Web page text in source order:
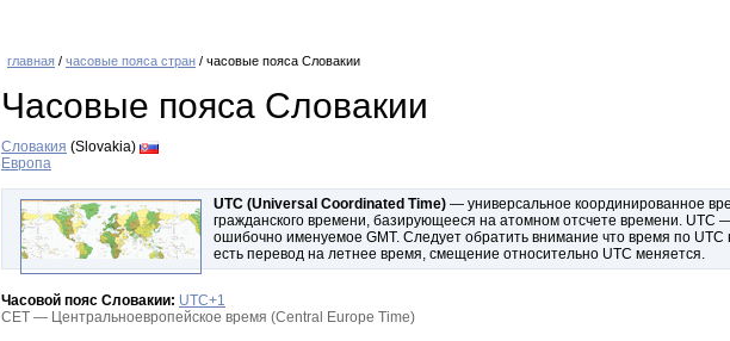
главная / часовые пояса стран / часовые пояса Словакии
Часовые пояса Словакии
Словакия (Slovakia)
Европа
UTC (Universal Coordinated Time) — универсальное координированное
гражданского времени, базирующееся на атомном отсчете времени. UTC
ошибочно именуемое GMT. Следует обратить внимание что время по
есть перевод на летнее время, смещение относительно UTC меняется.
Часовой пояс Словакии: UTC+1
CET — Центральноевропейское время (Central Europe Time)